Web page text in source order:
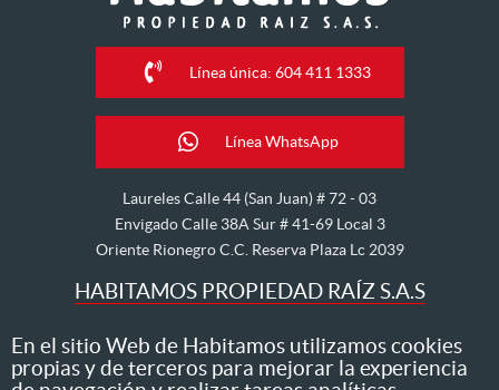
Línea única: 604 411 1333
Línea WhatsApp
Laureles Calle 44 (San Juan) # 72 - 03
Envigado Calle 38A Sur # 41-69 Local 3
Oriente Rionegro C.C. Reserva Plaza Lc 2039
HABITAMOS PROPIEDAD RAÍZ S.A.S
Nos dedicamos al arriendo, venta, hipoteca, avalúo y
administración de inmuebles
En el sitio Web de Habitamos utilizamos cookies
propias y de terceros para mejorar la experiencia